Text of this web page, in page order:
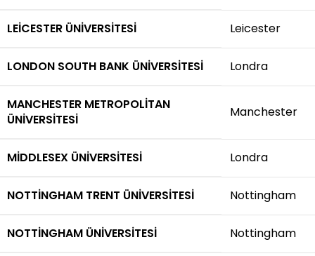
LEICESTER ÜNIVERSITESI Leicester
LONDON SOUTH BANK ÜNIVERSITESI Londra
MANCHESTER METROPOLITAN
ÜNIVERSITESI
Manchester
MIDDLESEX ÜNIVERSITESI Londra
NOTTINGHAM TRENT ÜNIVERSITESI Nottingham
NOTTINGHAM ÜNIVERSITESI Nottingham